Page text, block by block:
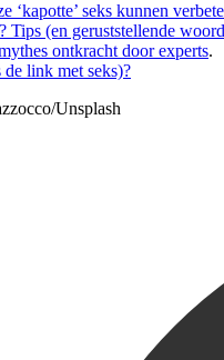
seks kunnen
Tips (en geruststellende
ontkracht door experts.
link met seks)?
Unsplash